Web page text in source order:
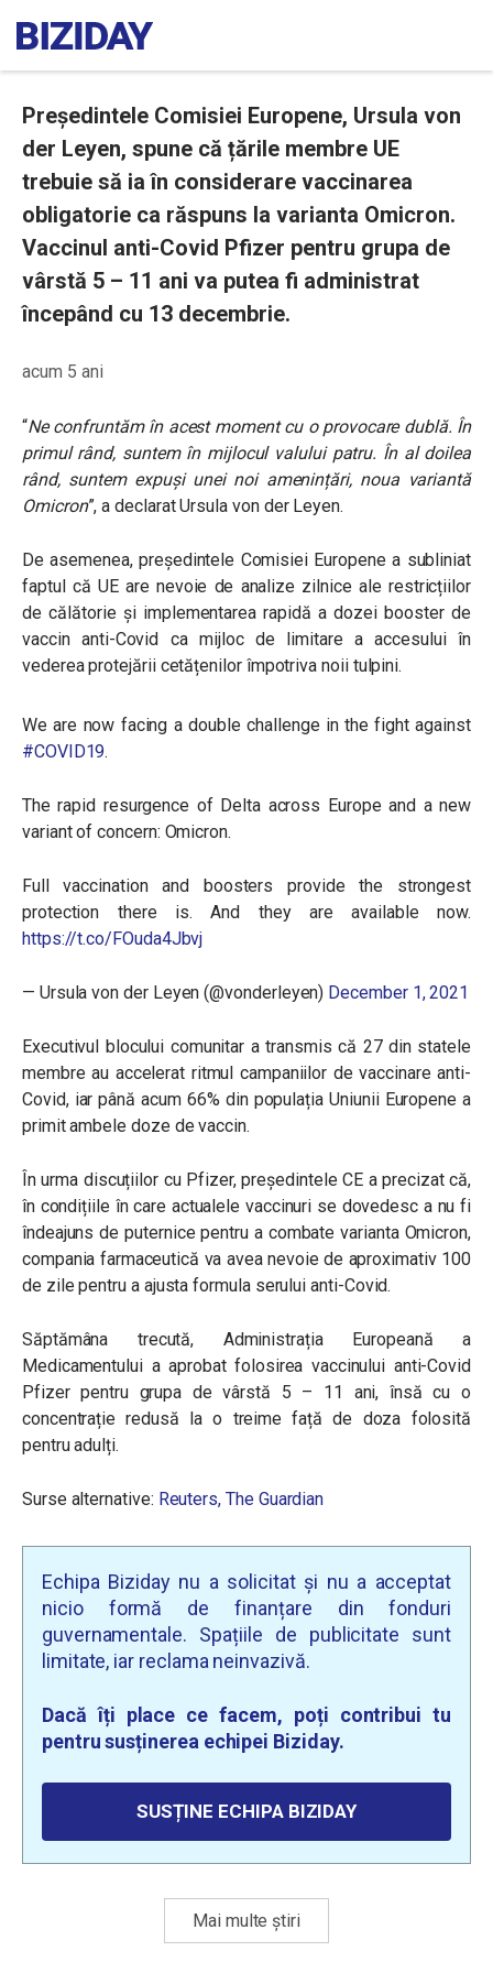
Președintele Comisiei Europene, Ursula von
der Leyen, spune că țările membre UE
trebuie să ia în considerare vaccinarea
obligatorie ca răspuns la varianta Omicron.
Vaccinul anti-Covid Pfizer pentru grupa de
vârstă 5 – 11 ani va putea fi administrat
începând cu 13 decembrie.
acum 5 ani
“Ne confruntăm în acest moment cu o provocare dublă. În
primul rând, suntem în mijlocul valului patru. În al doilea
rând, suntem expuși unei noi amenințări, noua variantă
Omicron”, a declarat Ursula von der Leyen.
De asemenea, președintele Comisiei Europene a subliniat
faptul că UE are nevoie de analize zilnice ale restricțiilor
de călătorie și implementarea rapidă a dozei booster de
vaccin anti-Covid ca mijloc de limitare a accesului în
vederea protejării cetățenilor împotriva noii tulpini.
We are now facing a double challenge in the fight against
#COVID19.
The rapid resurgence of Delta across Europe and a new
variant of concern: Omicron.
Full vaccination and boosters provide the strongest
protection there is. And they are available now.
https://t.co/FOuda4Jbvj
— Ursula von der Leyen (@vonderleyen) December 1, 2021
Executivul blocului comunitar a transmis că 27 din statele
membre au accelerat ritmul campaniilor de vaccinare anti-
Covid, iar până acum 66% din populația Uniunii Europene a
primit ambele doze de vaccin.
În urma discuțiilor cu Pfizer, președintele CE a precizat că,
în condițiile în care actualele vaccinuri se dovedesc a nu fi
îndeajuns de puternice pentru a combate varianta Omicron,
compania farmaceutică va avea nevoie de aproximativ 100
de zile pentru a ajusta formula serului anti-Covid.
Săptămâna trecută, Administrația Europeană a
Medicamentului a aprobat folosirea vaccinului anti-Covid
Pfizer pentru grupa de vârstă 5 – 11 ani, însă cu o
concentrație redusă la o treime față de doza folosită
pentru adulți.
Surse alternative: Reuters, The Guardian
Echipa Biziday nu a solicitat și nu a acceptat
nicio formă de finanțare din fonduri
guvernamentale. Spațiile de publicitate sunt
limitate, iar reclama neinvazivă.
Dacă îți place ce facem, poți contribui tu
pentru susținerea echipei Biziday.
SUSȚINE ECHIPA BIZIDAY
Mai multe știri